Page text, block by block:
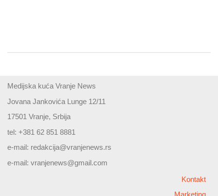
Medijska kuća Vranje News
Jovana Jankovića Lunge 12/11
17501 Vranje, Srbija
tel: +381 62 851 8881
e-mail: redakcija@vranjenews.rs
e-mail: vranjenews@gmail.com
Kontakt
Marketing